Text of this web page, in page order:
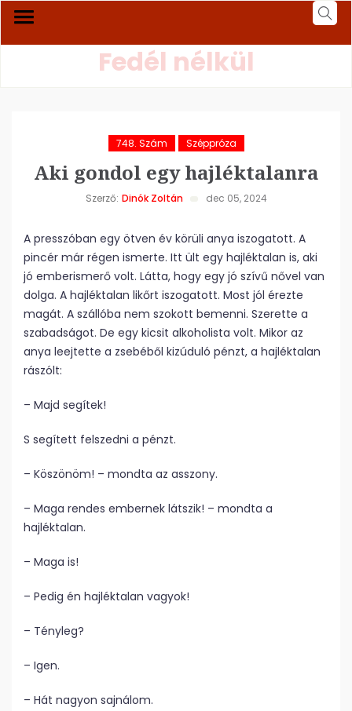
Fedél nélkül
748. Szám Széppróza
Aki gondol egy hajléktalanra
Szerző: Dinók Zoltán dec 05, 2024
A presszóban egy ötven év körüli anya iszogatott. A
pincér már régen ismerte. Itt ült egy hajléktalan is, aki
jó emberismerő volt. Látta, hogy egy jó szívű nővel van
dolga. A hajléktalan likőrt iszogatott. Most jól érezte
magát. A szállóba nem szokott bemenni. Szerette a
szabadságot. De egy kicsit alkoholista volt. Mikor az
anya leejtette a zsebéből kizúduló pénzt, a hajléktalan
rászólt:
– Majd segítek!
S segített felszedni a pénzt.
– Köszönöm! – mondta az asszony.
– Maga rendes embernek látszik! – mondta a
hajléktalan.
– Maga is!
– Pedig én hajléktalan vagyok!
– Tényleg?
– Igen.
– Hát nagyon sajnálom.